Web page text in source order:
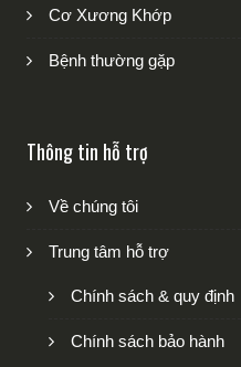
Cơ Xương Khớp
Bệnh thường gặp
Thông tin hỗ trợ
Về chúng tôi
Trung tâm hỗ trợ
Chính sách & quy định
Chính sách bảo hành